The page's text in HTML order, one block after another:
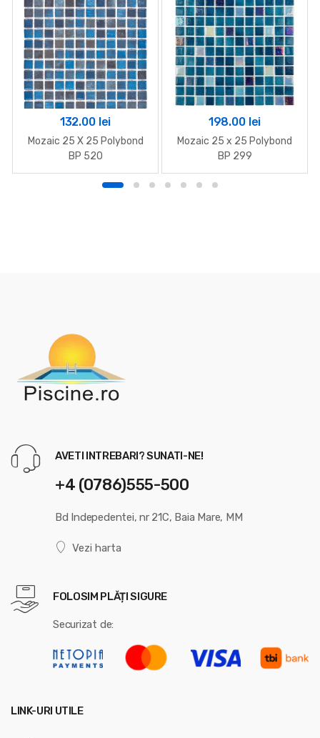
132.00 lei
Mozaic 25 X 25 Polybond
BP 520
198.00 lei
Mozaic 25 x 25 Polybond
BP 299
AVETI INTREBARI? SUNATI-NE!
+4 (0786)555-500
Bd Indepedentei, nr 21C, Baia Mare, MM
Vezi harta
FOLOSIM PLĂȚI SIGURE
Securizat de:
LINK-URI UTILE